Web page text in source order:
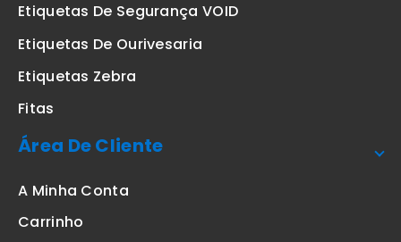
Etiquetas De Segurança VOID
Etiquetas De Ourivesaria
Etiquetas Zebra
Fitas
Área De Cliente
A Minha Conta
Carrinho